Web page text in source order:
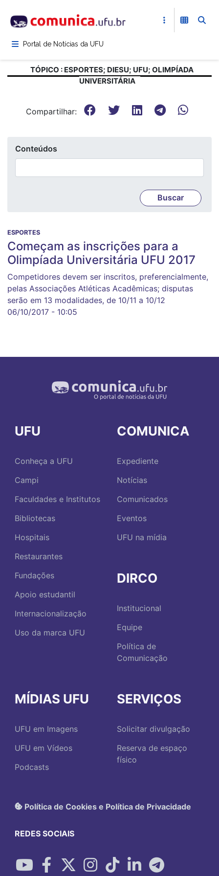
para
conteúdoPortal de Notícias da UFU
TÓPICO : ESPORTES; DIESU; UFU; OLIMPÍADA
UNIVERSITÁRIA
Compartilhar:
Conteúdos
ESPORTES
Começam as inscrições para a
Olimpíada Universitária UFU 2017
Competidores devem ser inscritos, preferencialmente,
pelas Associações Atléticas Acadêmicas; disputas
serão em 13 modalidades, de 10/11 a 10/12
06/10/2017 - 10:05
UFU
Conheça a UFU
Campi
Faculdades e Institutos
Bibliotecas
Hospitais
Restaurantes
Fundações
Apoio estudantil
Internacionalização
Uso da marca UFU
COMUNICA
Expediente
Notícias
Comunicados
Eventos
UFU na mídia
DIRCO
Institucional
Equipe
Política de
Comunicação
MÍDIAS UFU
UFU em Imagens
UFU em Vídeos
Podcasts
SERVIÇOS
Solicitar divulgação
Reserva de espaço
físico
Política de Cookies e Política de Privacidade
REDES SOCIAIS